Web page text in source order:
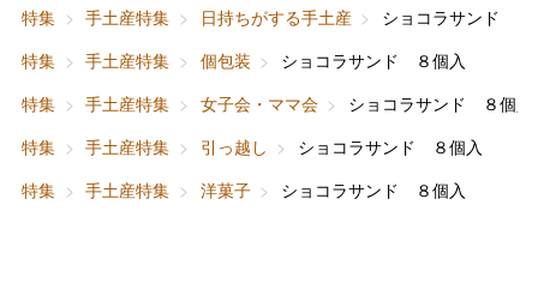
特集
手土産特集 日持ちがする手土産
ショコラサンド ８
特集
手土産特集 個包装
ショコラサンド ８個入
特集
手土産特集 女子会・ママ会
ショコラサンド ８個入
特集
手土産特集 引っ越し
ショコラサンド ８個入
特集
手土産特集 洋菓子 ショコラサンド ８個入
ファッション
ホーム＆インテリア
ベビー＆キッズ
出産内祝い
結婚内祝い
お香典返し
快気祝い
父の日
お中元
敬老の日